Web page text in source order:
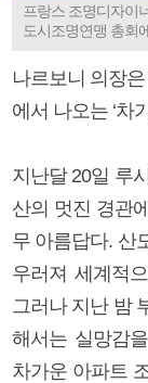
프랑스 조명디자이
도시조명연맹 총회
나르보니 의장
에서 나오는 ‘차
지난달 20일 루
산의 멋진 경관
무 아름답다. 산
우러져 세계적
그러나 지난 밤
해서는 실망감
차가운 아파트